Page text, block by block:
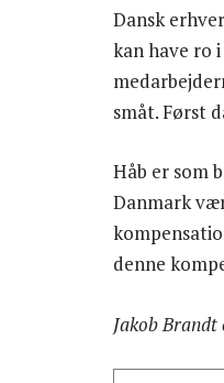
Dansk
kan have ro
småt. Først
Håb er som
Danmark
denne
Jakob